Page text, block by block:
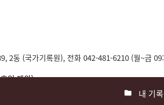
내 기
2동 (국가기록원), 전화 042-481-6210 (월~금
일 제외)
부산 051-550-8023